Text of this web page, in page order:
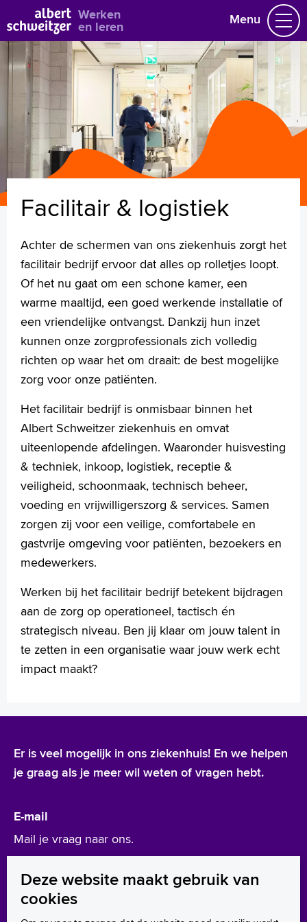
Werken
en leren Menu
Vacatures
Vakgebieden
Opleidingen & Stages
Flexibel werken
Hoe wij het doen
Vrijwilligerswerk
Job alert Mijn vacatures
Naar home asz.nl
Bekijk alle vacatures
Facilitair & logistiek
Achter de schermen van ons ziekenhuis zorgt het
facilitair bedrijf ervoor dat alles op rolletjes loopt.
Of het nu gaat om een schone kamer, een
warme maaltijd, een goed werkende installatie of
een vriendelijke ontvangst. Dankzij hun inzet
kunnen onze zorgprofessionals zich volledig
richten op waar het om draait: de best mogelijke
zorg voor onze patiënten.
Het facilitair bedrijf is onmisbaar binnen het
Albert Schweitzer ziekenhuis en omvat
uiteenlopende afdelingen. Waaronder huisvesting
& techniek, inkoop, logistiek, receptie &
veiligheid, schoonmaak, technisch beheer,
voeding en vrijwilligerszorg & services. Samen
zorgen zij voor een veilige, comfortabele en
gastvrije omgeving voor patiënten, bezoekers en
medewerkers.
Werken bij het facilitair bedrijf betekent bijdragen
aan de zorg op operationeel, tactisch én
strategisch niveau. Ben jij klaar om jouw talent in
te zetten in een organisatie waar jouw werk echt
impact maakt?
Er is veel mogelijk in ons ziekenhuis! En we helpen
je graag als je meer wil weten of vragen hebt.
E-mail
Mail je vraag naar ons.
werken@asz.nl
Deze website maakt gebruik van
cookies